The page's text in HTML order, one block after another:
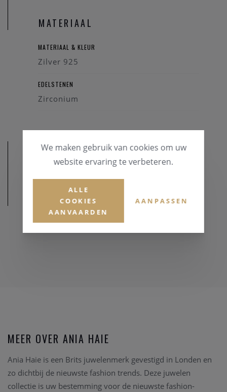
MATERIAAL
MATERIAAL & KLEUR
Zilver 925
EDELSTENEN
Zirconium
AFMETINGEN
MEER OVER ANIA HAIE
Ania Haie is een Brits juwelenmerk gevestigd in Londen en
zo dichtbij de nieuwste fashion trends. Deze juwelen
collectie is uw bestemming voor de nieuwste fashion-
We maken gebruik van cookies om uw
website ervaring te verbeteren.
ALLE
COOKIES
AANVAARDEN
AANPASSEN